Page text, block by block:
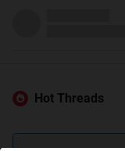
Hot Threads